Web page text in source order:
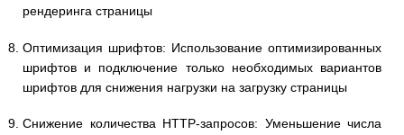
рендеринга страницы
Оптимизация шрифтов: Использование оптимизированных
шрифтов и подключение только необходимых вариантов
шрифтов для снижения нагрузки на загрузку страницы
Снижение количества HTTP-запросов: Уменьшение числа